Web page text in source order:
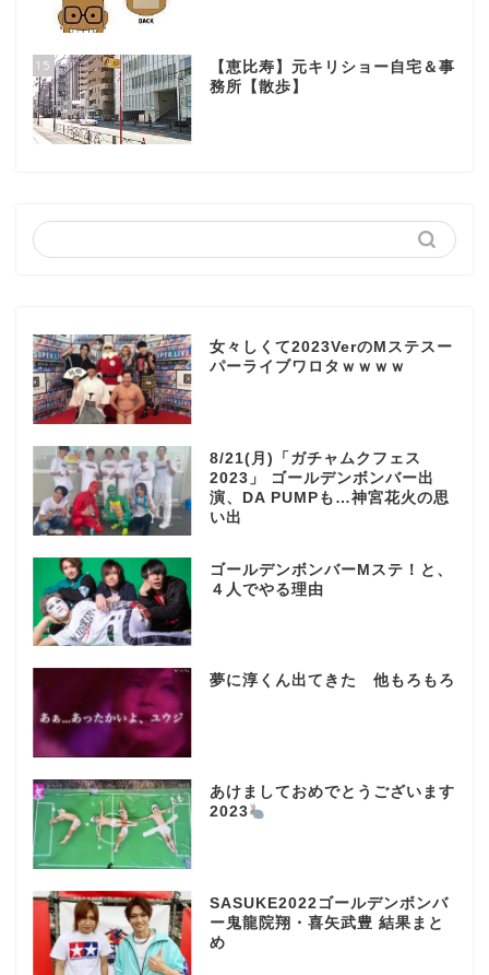
15
【恵比寿】元キリショー自宅＆事
務所【散歩】
女々しくて2023VerのMステスー
パーライブワロタｗｗｗｗ
8/21(月)「ガチャムクフェス
2023」 ゴールデンボンバー出
演、DA PUMPも…神宮花火の思
い出
ゴールデンボンバーMステ！と、
４人でやる理由
夢に淳くん出てきた 他もろもろ
あけましておめでとうございます
2023
SASUKE2022ゴールデンボンバ
ー鬼龍院翔・喜矢武豊 結果まと
め